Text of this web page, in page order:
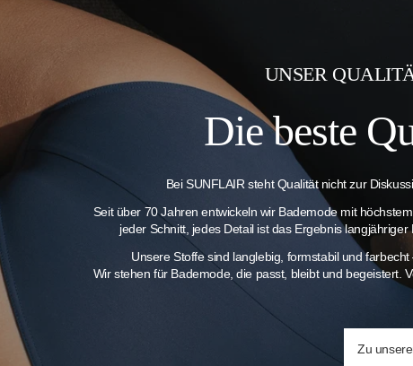
UNSER
Die beste
Bei SUNFLAIR steht Qualität nicht zur
Seit über 70 Jahren entwickeln wir Bademode mit
jeder Schnitt, jedes Detail ist das Ergebnis
Unsere Stoffe sind langlebig, formstabil und
Wir stehen für Bademode, die passt, bleibt und begeistert.
Zu